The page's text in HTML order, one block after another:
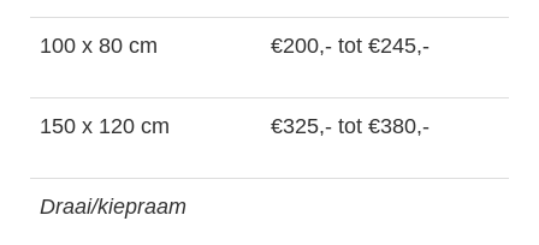
100 x 80 cm €200,- tot €245,-
150 x 120 cm €325,- tot €380,-
Draai/kiepraam